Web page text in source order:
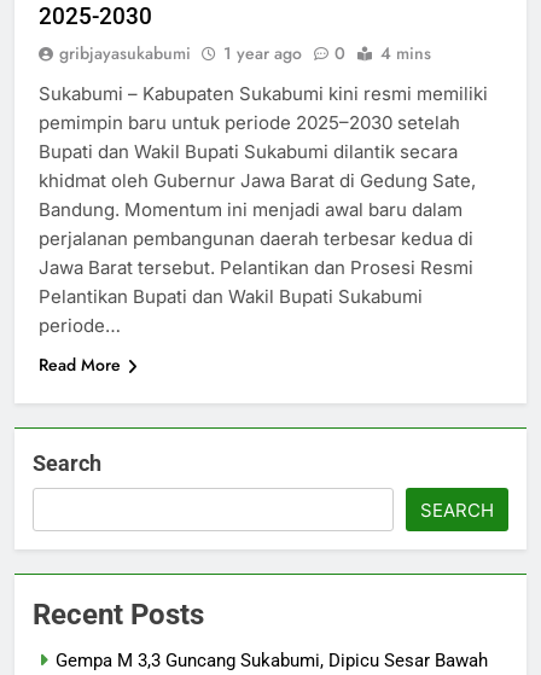
2025-2030
gribjayasukabumi 1 year ago 0 4 mins
Sukabumi – Kabupaten Sukabumi kini resmi memiliki
pemimpin baru untuk periode 2025–2030 setelah
Bupati dan Wakil Bupati Sukabumi dilantik secara
khidmat oleh Gubernur Jawa Barat di Gedung Sate,
Bandung. Momentum ini menjadi awal baru dalam
perjalanan pembangunan daerah terbesar kedua di
Jawa Barat tersebut. Pelantikan dan Prosesi Resmi
Pelantikan Bupati dan Wakil Bupati Sukabumi
periode…
Read More
Search
SEARCH
Recent Posts
Gempa M 3,3 Guncang Sukabumi, Dipicu Sesar Bawah